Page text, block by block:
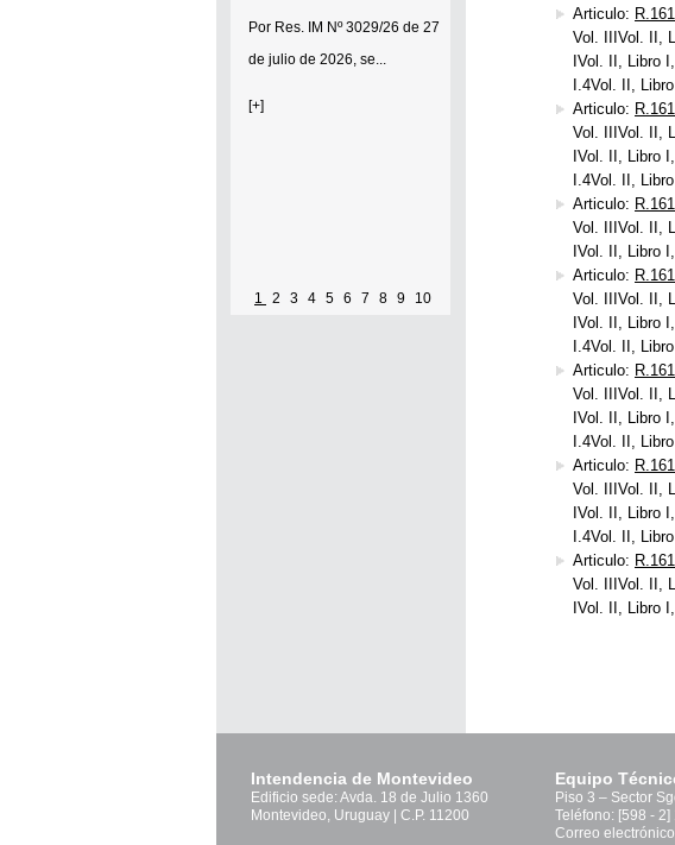
Por Res. IM Nº 3029/26 de 27
de julio de 2026, se...
[+]
1 2 3 4 5 6 7 8 9 10
Articulo:
Vol. IIIVol. II,
IVol. II, Libro
I.4Vol. II,
Articulo:
Vol. IIIVol. II,
IVol. II, Libro
I.4Vol. II,
Articulo:
Vol. IIIVol. II,
IVol. II, Libro
Articulo:
Vol. IIIVol. II,
IVol. II, Libro
I.4Vol. II,
Articulo:
Vol. IIIVol. II,
IVol. II, Libro
I.4Vol. II,
Articulo:
Vol. IIIVol. II,
IVol. II, Libro
I.4Vol. II,
Articulo:
Vol. IIIVol. II,
IVol. II, Libro
Intendencia de Montevideo
Edificio sede: Avda. 18 de Julio 1360
Montevideo, Uruguay | C.P. 11200
Equipo
Piso 3 – Sector
Teléfono: [598 -
Correo